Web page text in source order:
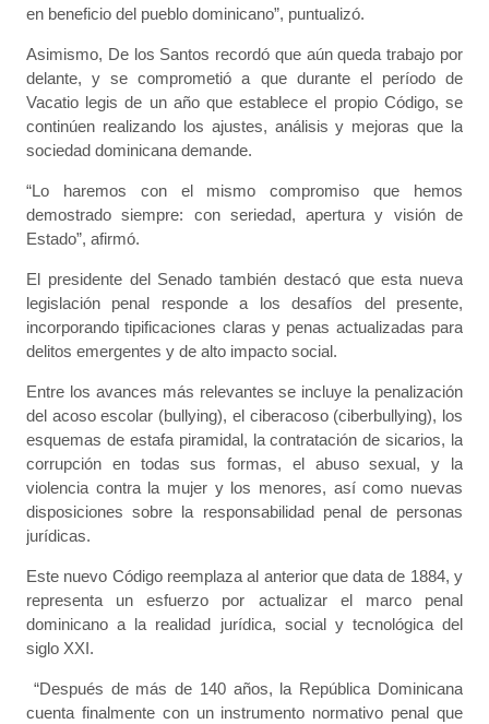
en beneficio del pueblo dominicano”, puntualizó.
Asimismo, De los Santos recordó que aún queda trabajo por
delante, y se comprometió a que durante el período de
Vacatio legis de un año que establece el propio Código, se
continúen realizando los ajustes, análisis y mejoras que la
sociedad dominicana demande.
“Lo haremos con el mismo compromiso que hemos
demostrado siempre: con seriedad, apertura y visión de
Estado”, afirmó.
El presidente del Senado también destacó que esta nueva
legislación penal responde a los desafíos del presente,
incorporando tipificaciones claras y penas actualizadas para
delitos emergentes y de alto impacto social.
Entre los avances más relevantes se incluye la penalización
del acoso escolar (bullying), el ciberacoso (ciberbullying), los
esquemas de estafa piramidal, la contratación de sicarios, la
corrupción en todas sus formas, el abuso sexual, y la
violencia contra la mujer y los menores, así como nuevas
disposiciones sobre la responsabilidad penal de personas
jurídicas.
Este nuevo Código reemplaza al anterior que data de 1884, y
representa un esfuerzo por actualizar el marco penal
dominicano a la realidad jurídica, social y tecnológica del
siglo XXI.
“Después de más de 140 años, la República Dominicana
cuenta finalmente con un instrumento normativo penal que